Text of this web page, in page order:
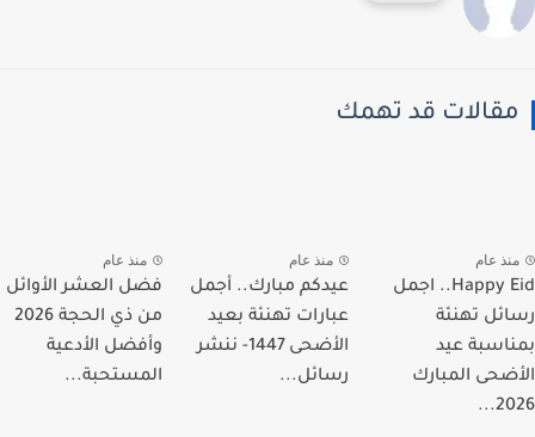
قد تهمك
عام
Happy Eid.. اجمل
تهنئة
عيد
المبارك
منذ عام
عيدكم مبارك.. أجمل
عبارات تهنئة بعيد
الأضحى 1447- ننشر
رسائل...
منذ عام
فضل العشر الأوائل
من ذي الحجة 2026
وأفضل الأدعية
المستحبة...